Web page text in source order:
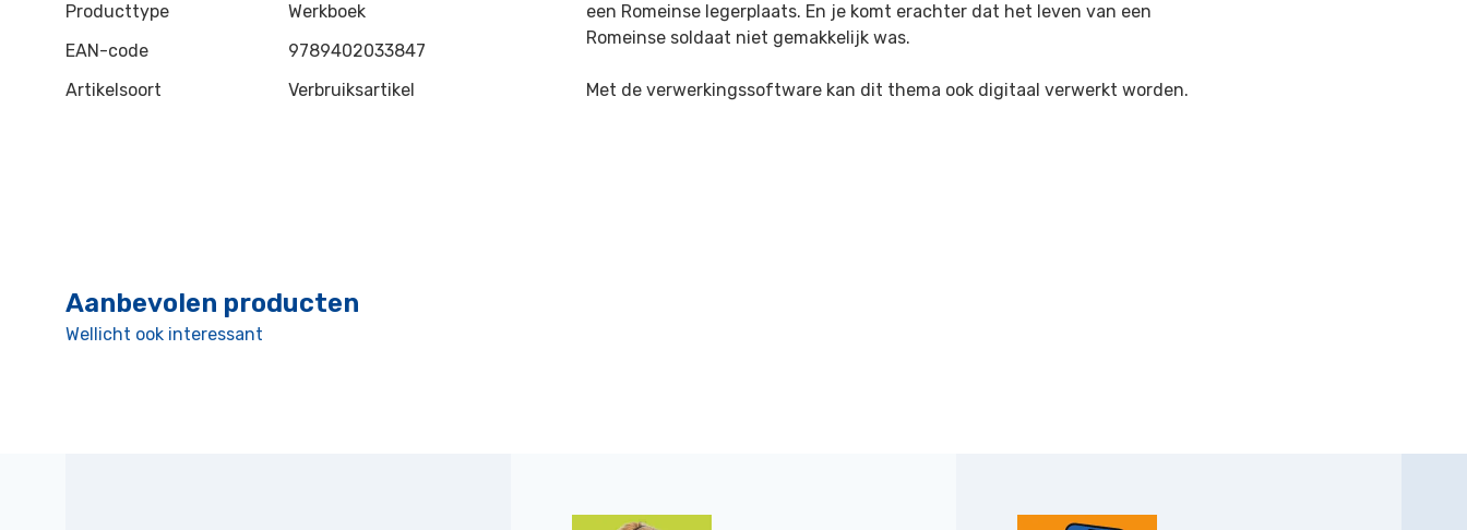
Producttype
Werkboek
EAN-code
9789402033847
Artikelsoort
Verbruiksartikel
een Romeinse legerplaats. En je komt erachter dat het leven van een
Romeinse soldaat niet gemakkelijk was.
Met de verwerkingssoftware kan dit thema ook digitaal verwerkt worden.
Aanbevolen producten
Wellicht ook interessant